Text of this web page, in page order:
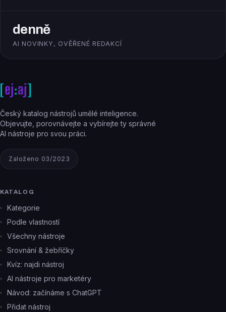
denně
AI NOVINKY, OVĚŘENÉ REDAKCÍ
Český katalog nástrojů umělé inteligence.
Objevujte, porovnávejte a vybírejte ty správné
AI nástroje pro svou práci.
Založeno 03/2023
KATALOG
Kategorie
Podle vlastností
Všechny nástroje
Srovnání & žebříčky
Kvíz: najdi nástroj
AI nástroje pro marketéry
Návod: začínáme s ChatGPT
Přidat nástroj